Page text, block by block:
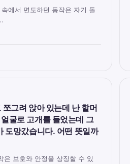
에서 면도하던 동작은 자기 돌
그려 앉아 있는데 난 할머
굴로 고개를 들었는데 그
도망갔습니다. 어떤 뜻일까
은 보호와 안정을 상징할 수 있